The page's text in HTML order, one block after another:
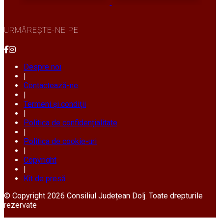
URMĂREȘTE-NE PE
Despre noi
|
Contactează-ne
|
Termeni și condiții
|
Politica de confidențialitate
|
Politica de cookie-uri
|
Copyright
|
Kit de presă
© Copyright 2026 Consiliul Județean Dolj. Toate drepturile
rezervate